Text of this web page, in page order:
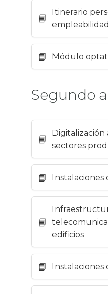
Itinerario
empleabilidad
Módulo
Segundo
Digitalización
sectores
edificios
Instalaciones